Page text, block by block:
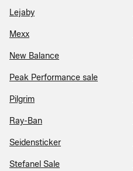
Lejaby
Mexx
New Balance
Peak Performance sale
Pilgrim
Ray-Ban
Seidensticker
Stefanel Sale